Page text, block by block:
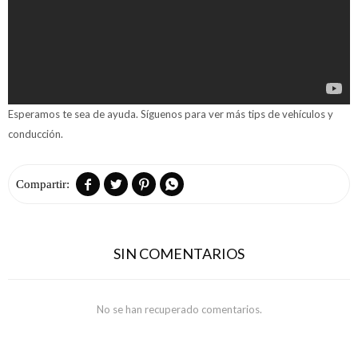
Esperamos te sea de ayuda. Síguenos para ver más tips de vehículos y
conducción.
   
SIN COMENTARIOS
No se han recuperado comentarios.